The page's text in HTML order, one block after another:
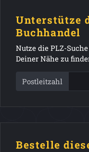
Unterstütze
Buchhandel
Nutze die PLZ-
Deiner Nähe zu
Postleitzahl
Bestelle